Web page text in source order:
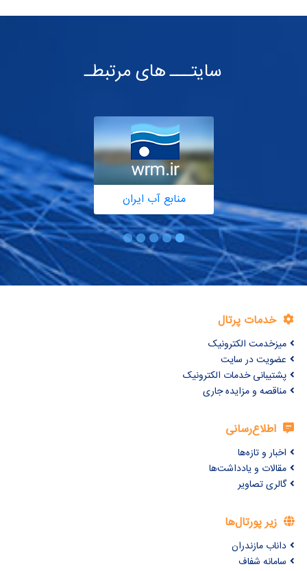
سایتـــ های مرتبطـ
منابع آب ایران
خدمات پرتال
میزخدمت الکترونیک
عضویت در سایت
پشتیبانی خدمات الکترونیک
مناقصه و مزایده جاری
اطلاع‌رسانی
اخبار و تازه‌ها
مقالات و یادداشت‌ها
گالری تصاویر
زیر پورتال‌ها
داناب مازندران
سامانه شفاف